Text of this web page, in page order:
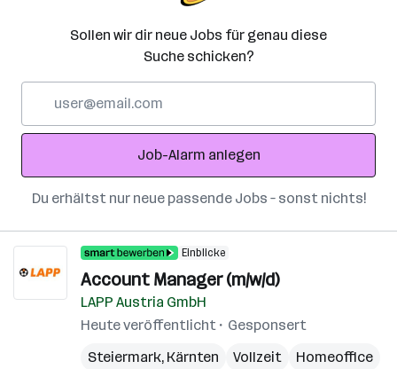
Sollen wir dir neue Jobs für genau diese
Suche schicken?
Adresse
Job-Alarm anlegen
Du erhältst nur neue passende Jobs – sonst nichts!
Einblicke
Account Manager (m/w/d)
LAPP Austria GmbH
Heute veröffentlicht
Gesponsert
Steiermark, Kärnten Vollzeit
Homeoffice